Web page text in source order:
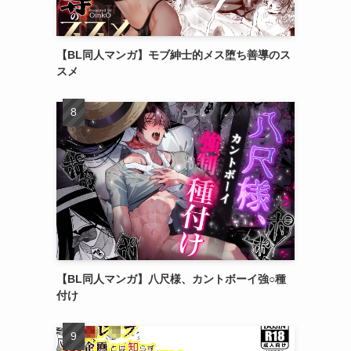
【BL同人マンガ】モブ紳士的メス堕ち善導のス
スメ
【BL同人マンガ】八尺様、カントボーイ強○種
付け